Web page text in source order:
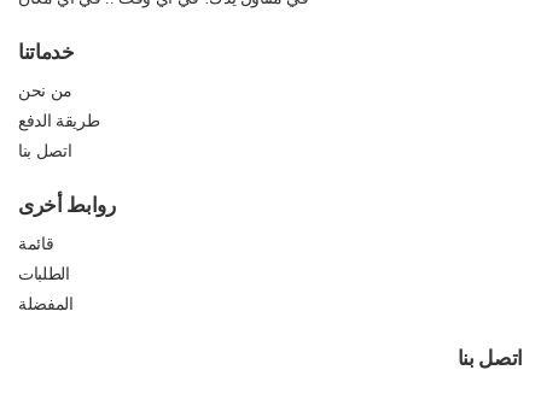
خدماتنا
من نحن
طريقة الدفع
اتصل بنا
روابط أخرى
قائمة
الطلبات
المفضلة
اتصل بنا